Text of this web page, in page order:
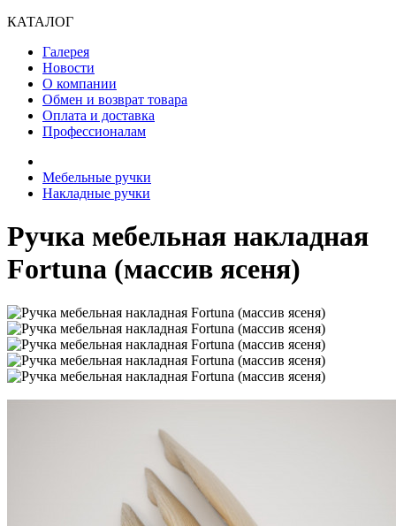
КАТАЛОГ
Галерея
Новости
О компании
Обмен и возврат товара
Оплата и доставка
Профессионалам
Мебельные ручки
Накладные ручки
Ручка мебельная накладная
Fortuna (массив ясеня)